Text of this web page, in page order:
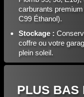
carburants
C99 Éthanol).
Stockage :
coffre ou votre
plein soleil.
PLUS BAS